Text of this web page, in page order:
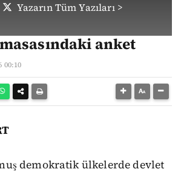
Yazarın Tüm Yazıları >
anket
00:10
demokratik ülkelerde devlet